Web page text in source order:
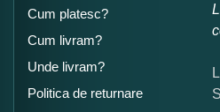
Ce nota acordati acestui
Cum platesc?
Cum livram?
Unde livram?
Politica de returnare